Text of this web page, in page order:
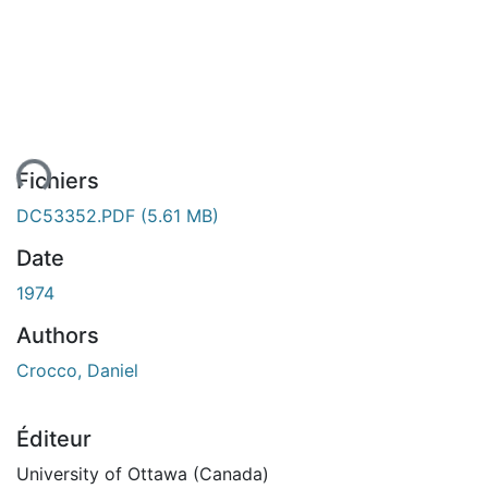
Fichiers
DC53352.PDF (5.61 MB)
Date
1974
Authors
Crocco, Daniel
Éditeur
University of Ottawa (Canada)